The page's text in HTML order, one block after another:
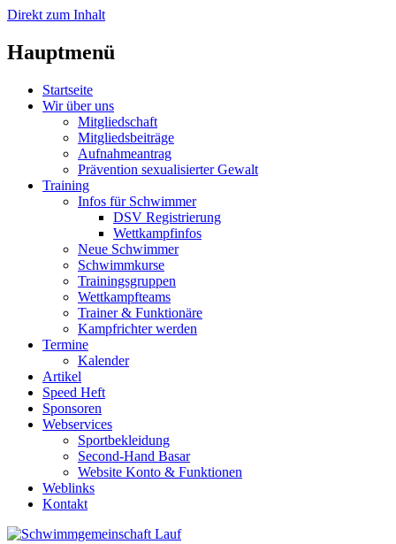
Direkt zum Inhalt
Hauptmenü
Startseite
Wir über uns
Mitgliedschaft
Mitgliedsbeiträge
Aufnahmeantrag
Prävention sexualisierter Gewalt
Training
Infos für Schwimmer
DSV Registrierung
Wettkampfinfos
Neue Schwimmer
Schwimmkurse
Trainingsgruppen
Wettkampfteams
Trainer & Funktionäre
Kampfrichter werden
Termine
Kalender
Artikel
Speed Heft
Sponsoren
Webservices
Sportbekleidung
Second-Hand Basar
Website Konto & Funktionen
Weblinks
Kontakt